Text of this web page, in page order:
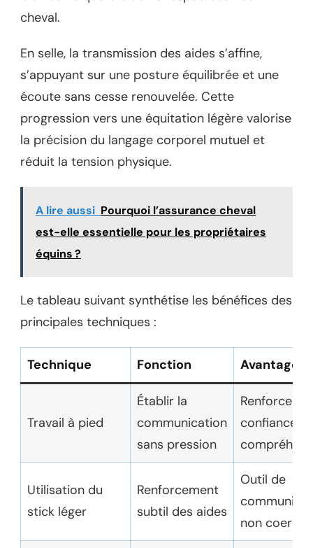
cheval.
En selle, la transmission des aides s’affine,
s’appuyant sur une posture équilibrée et une
écoute sans cesse renouvelée. Cette
progression vers une équitation légère valorise
la précision du langage corporel mutuel et
réduit la tension physique.
A lire aussi Pourquoi l’assurance cheval
est-elle essentielle pour les propriétaires
équins ?
Le tableau suivant synthétise les bénéfices des
principales techniques :
Technique Fonction Avantages
Travail à pied
Établir la
communication
sans pression
Renforce la
confiance
Utilisation du
stick léger
Renforcement
subtil des aides
Outil de
non coercitif